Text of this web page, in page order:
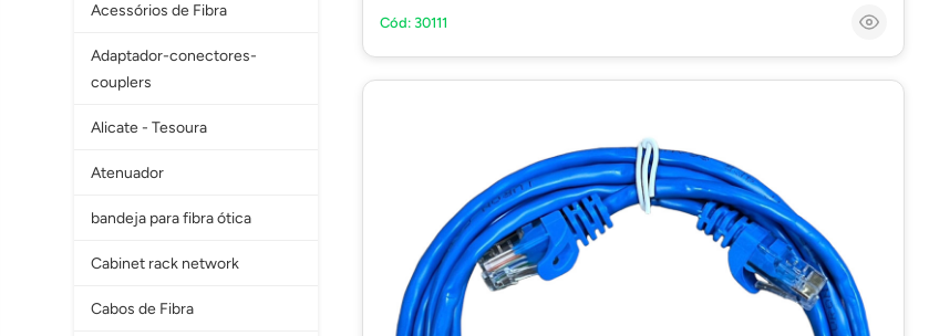
Acessórios de Fibra
Adaptador-conectores-
couplers
Alicate - Tesoura
Atenuador
bandeja para fibra ótica
Cabinet rack network
Cabos de Fibra
Cód: 30111